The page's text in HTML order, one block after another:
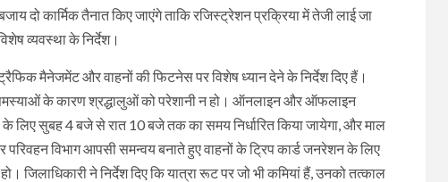
दो कार्मिक तैनात किए जाएंगे ताकि रजिस्ट्रेशन प्रक्रिया में तेजी लाई जा
व्यवस्था के निर्देश।
मैनेजमेंट और वाहनों की फिटनेस पर विशेष ध्यान देने के निर्देश दिए हैं।
के कारण श्रद्धालुओं को परेशानी न हो। ऑनलाइन और ऑफलाइन
लिए सुबह 4 बजे से रात 10 बजे तक का समय निर्धारित किया जायेगा, और माल
विभाग आपसी समन्वय बनाते हुए वाहनों के ट्रिप कार्ड जनरेशन के लिए
ने निर्देश दिए कि यात्रा रूट पर जो भी कमियां हैं, उनको तत्काल